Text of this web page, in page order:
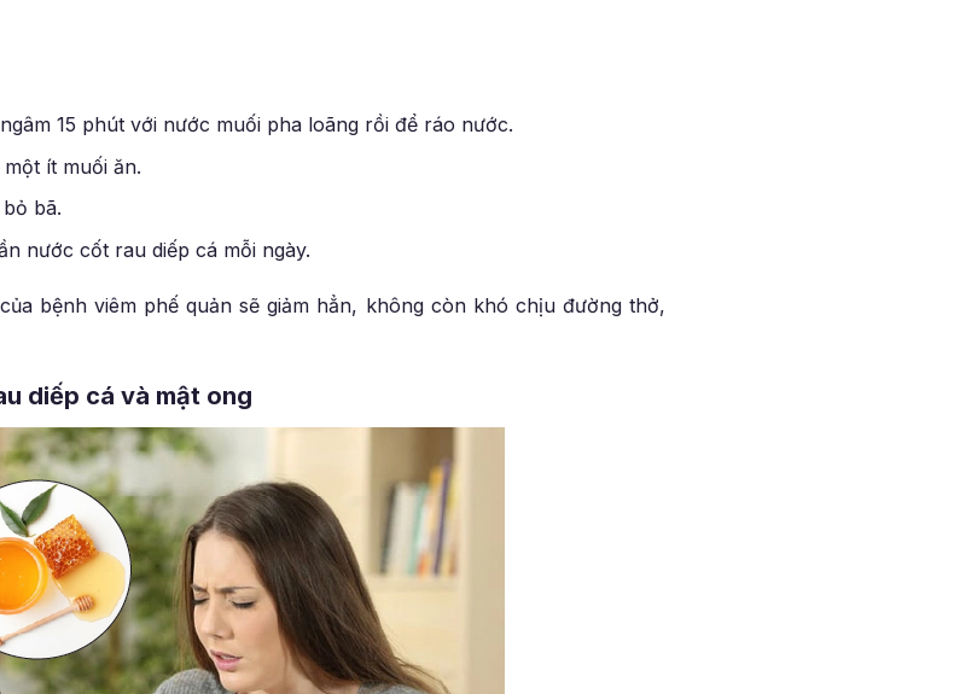
15 phút với nước muối pha loãng rồi để ráo nước.
ít muối ăn.
bã.
nước cốt rau diếp cá mỗi ngày.
bệnh viêm phế quản sẽ giảm hẳn, không còn khó chịu đường thở,
diếp cá và mật ong